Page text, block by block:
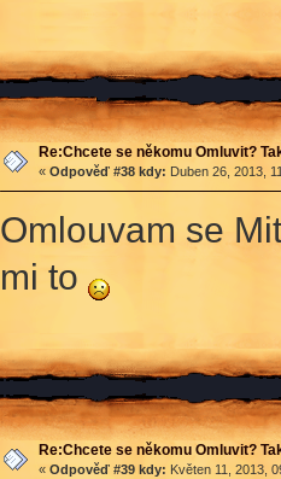
Re:Chcete se někomu Omluvit?
« Odpověď #38 kdy: Duben 26, 2013,
Omlouvam se
mi to
Re:Chcete se někomu Omluvit?
« Odpověď #39 kdy: Květen 11, 2013,